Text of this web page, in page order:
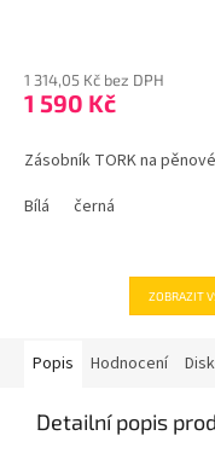
produktu
je
z
hvězdiček.
1 314,05 Kč bez DPH
1 590 Kč
Zásobník TORK na
Bílá
černá
ZOBRAZIT
Popis Hodnocení
Detailní popis